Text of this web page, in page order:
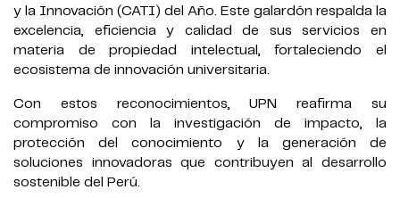
y la Innovación (CATI) del Año. Este galardón respalda la
excelencia, eficiencia y calidad de sus servicios en
materia de propiedad intelectual, fortaleciendo el
ecosistema de innovación universitaria.
Con estos reconocimientos, UPN reafirma su
compromiso con la investigación de impacto, la
protección del conocimiento y la generación de
soluciones innovadoras que contribuyen al desarrollo
sostenible del Perú.